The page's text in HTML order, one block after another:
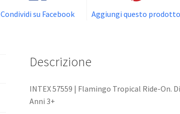
Condividi su Facebook Aggiungi questo prodotto
Descrizione
INTEX 57559 | Flamingo Tropical Ride-On.
Anni 3+